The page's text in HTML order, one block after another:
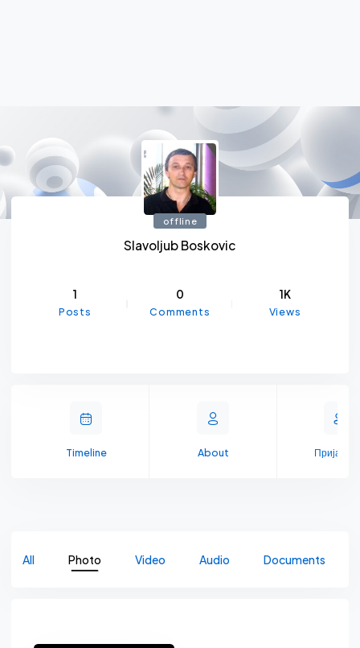
offline
Slavoljub Boskovic
1
Posts
0
Comments
1K
Views
Timeline About
All Photo Video Audio Documents